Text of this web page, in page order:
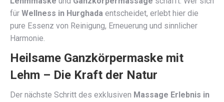
für Wellness in Hurghada entscheidet, erlebt hier die
pure Essenz von Reinigung, Erneuerung und sinnlicher
Harmonie.
Heilsame Ganzkörpermaske mit
Lehm – Die Kraft der Natur
Der nächste Schritt des exklusiven Massage Erlebnis in